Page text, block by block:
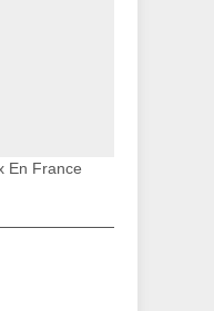
En France